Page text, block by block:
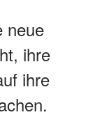
neue
ihre
ihre